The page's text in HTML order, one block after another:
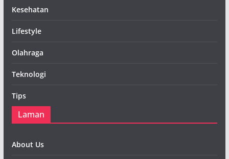
Kesehatan
Lifestyle
Olahraga
Teknologi
Tips
Laman
About Us